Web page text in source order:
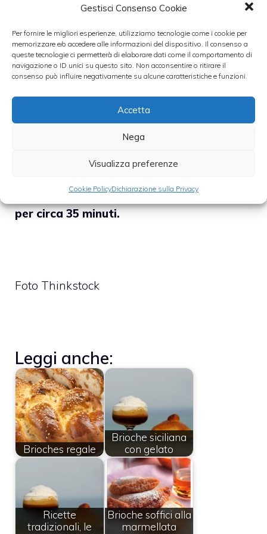
Gestisci Consenso Cookie
Per fornire le migliori esperienze, utilizziamo tecnologie come i cookie per
memorizzare e/o accedere alle informazioni del dispositivo. Il consenso a
queste tecnologie ci permetterà di elaborare dati come il comportamento di
navigazione o ID unici su questo sito. Non acconsentire o ritirare il
consenso può influire negativamente su alcune caratteristiche e funzioni.
Accetta
Nega
Visualizza preferenze
Cookie PolicyDichiarazione sulla Privacy
la forma magari creando una treccia che
potrete ricavare intrecciando tre panetti
allungati e chiusi all’estremità.
Prendete una teglia forno e ungetela con del
burro, poi adagiatevi la pasta brioche sopra
Lasciate cuocerein forno caldo a 200 gradi
per circa 35 minuti.
Foto Thinkstock
Leggi anche:
Brioches regale
Brioche siciliana
con gelato
Ricette
tradizionali, le
Brioche soffici alla
marmellata